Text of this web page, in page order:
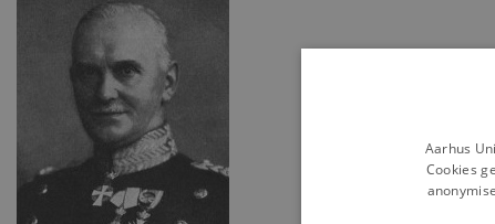
Aarhus
Cookies